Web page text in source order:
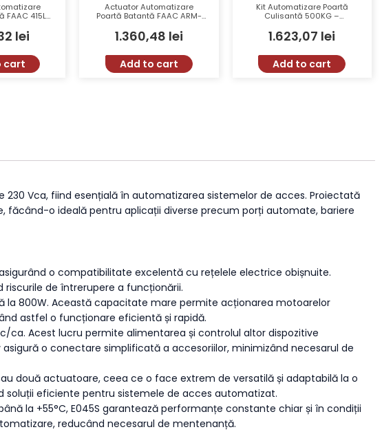
FAAC 415L
lei
cart
Actuator Automatizare
Poartă Batantă FAAC ARM-
2.5m
1.360,48 lei
Add to cart
Kit Automatizare Poartă
Culisantă 500KG –
280W, 1200N, Viteză
0.16m/sec
1.623,07 lei
Add to cart
Vca, fiind esențială în automatizarea sistemelor de acces. Proiectată
o ideală pentru aplicații diverse precum porți automate, bariere
o compatibilitate excelentă cu rețelele electrice obișnuite.
de întrerupere a funcționării.
la 800W. Această capacitate mare permite acționarea motoarelor
astfel o funcționare eficientă și rapidă.
ca. Acest lucru permite alimentarea și controlul altor dispozitive
o conectare simplificată a accesoriilor, minimizând necesarul de
două actuatoare, ceea ce o face extrem de versatilă și adaptabilă la o
soluții eficiente pentru sistemele de acces automatizat.
la +55°C, E045S garantează performanțe constante chiar și în condiții
reducând necesarul de mentenanță.